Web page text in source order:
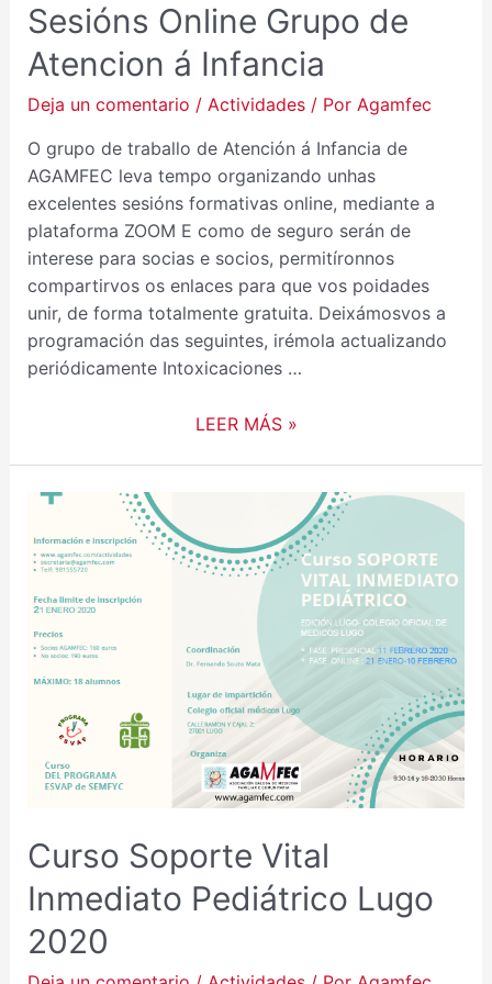
Sesións Online Grupo de
Atencion á Infancia
Deja un comentario / Actividades/ Por Agamfec
O grupo de traballo de Atención á Infancia de
AGAMFEC leva tempo organizando unhas
excelentes sesións formativas online, mediante a
plataforma ZOOM E como de seguro serán de
interese para socias e socios, permitíronnos
compartirvos os enlaces para que vos poidades
unir, de forma totalmente gratuita. Deixámosvos a
programación das seguintes, irémola actualizando
periódicamente Intoxicaciones …
LEER MÁS »
Curso Soporte Vital
Inmediato Pediátrico Lugo
2020